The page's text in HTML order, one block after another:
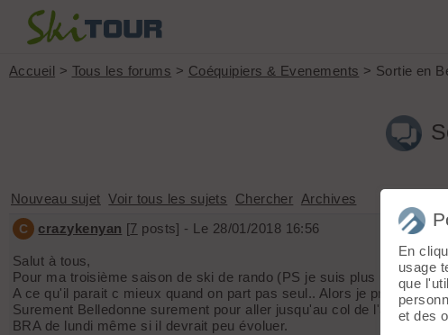
Accueil > Tous les forums > Coéquipiers & Evenements > Sortie en
Nouveau sujet Voir tous les sujets Chercher Archives
C crazykenyan [7 posts] - Le 28/01/2018 16:56
Salut à tous,
Pour ma troisième saison de ski de rando (PS je suis plus un
A ce qu'il parait c mieux quand on part pas seul.. Alors je propose
Surement Belledonne surement pour aller jusqu'au col de l'aigleton
BRA de lundi même si il devrait peu évoluer.
En
usage
que
et des